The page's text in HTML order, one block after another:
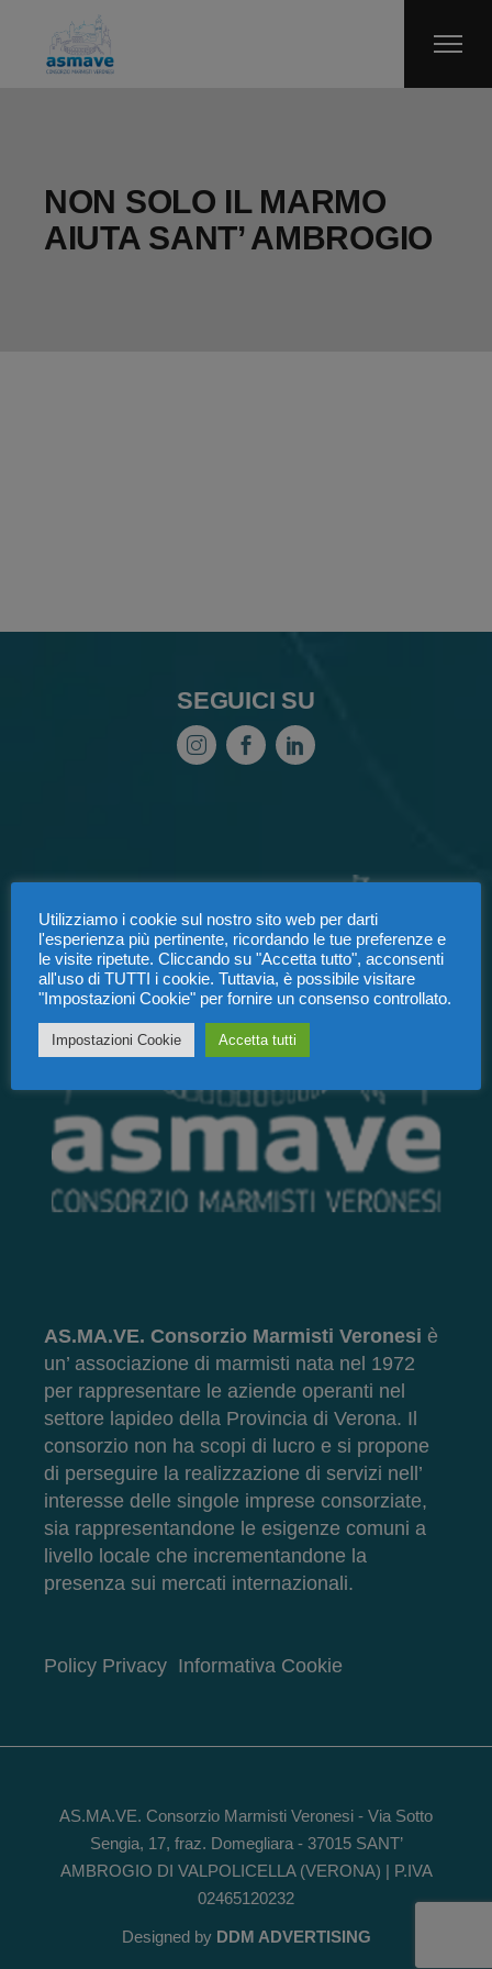
content
NON SOLO IL MARMO
AIUTA SANT’ AMBROGIO
SEGUICI SU
AS.MA.VE. Consorzio Marmisti Veronesi è
un’ associazione di marmisti nata nel 1972
per rappresentare le aziende operanti nel
settore lapideo della Provincia di Verona. Il
consorzio non ha scopi di lucro e si propone
di perseguire la realizzazione di servizi nell’
interesse delle singole imprese consorziate,
sia rappresentandone le esigenze comuni a
livello locale che incrementandone la
presenza sui mercati internazionali.
Policy Privacy Informativa Cookie
AS.MA.VE. Consorzio Marmisti Veronesi - Via Sotto
Sengia, 17, fraz. Domegliara - 37015 SANT’
AMBROGIO DI VALPOLICELLA (VERONA) | P.IVA
02465120232
Designed by DDM ADVERTISING
Utilizziamo i cookie sul nostro sito web per darti
l'esperienza più pertinente, ricordando le tue preferenze e
le visite ripetute. Cliccando su "Accetta tutto", acconsenti
all'uso di TUTTI i cookie. Tuttavia, è possibile visitare
"Impostazioni Cookie" per fornire un consenso controllato.
Impostazioni Cookie Accetta tutti